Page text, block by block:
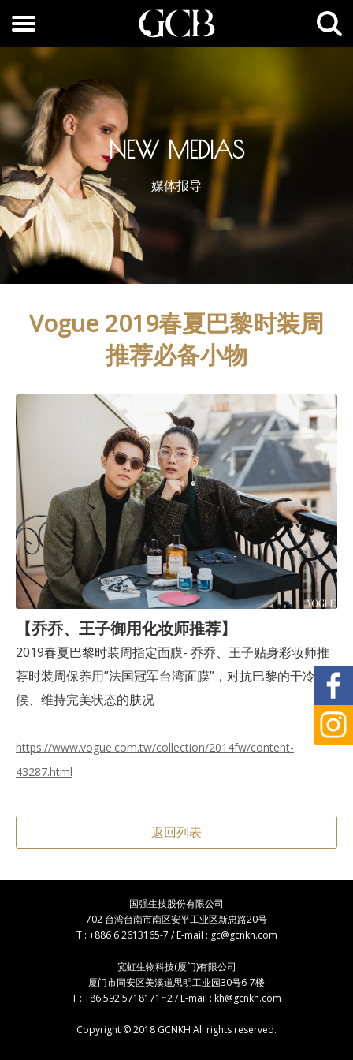
NEW MEDIAS
媒体报导
Vogue 2019春夏巴黎时装周
推荐必备小物
【乔乔、王子御用化妆师推荐】
2019春夏巴黎时装周指定面膜- 乔乔、王子贴身彩妆师推
荐时装周保养用”法国冠军台湾面膜”，对抗巴黎的干冷气
候、维持完美状态的肤况
https://www.vogue.com.tw/collection/2014fw/content-
43287.html
返回列表
国强生技股份有限公司
702 台湾台南市南区安平工业区新忠路20号
T : +886 6 2613165-7 / E-mail : gc@gcnkh.com
宽虹生物科技(厦门)有限公司
厦门市同安区美溪道思明工业园30号6-7楼
T : +86 592 5718171~2 / E-mail : kh@gcnkh.com
Copyright © 2018 GCNKH All rights reserved.